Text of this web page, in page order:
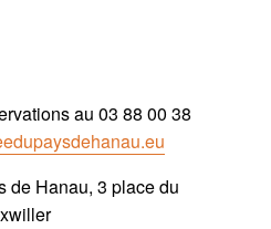
au 03 88 00 38
de Hanau, 3 place du